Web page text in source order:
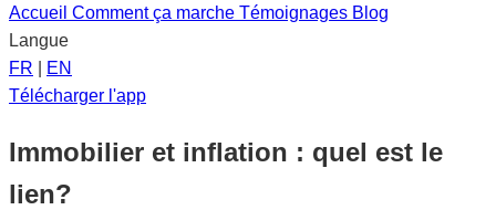
Accueil Comment ça marche Témoignages Blog
Langue
FR
EN
Télécharger l'app
Immobilier et inflation : quel est le
lien?